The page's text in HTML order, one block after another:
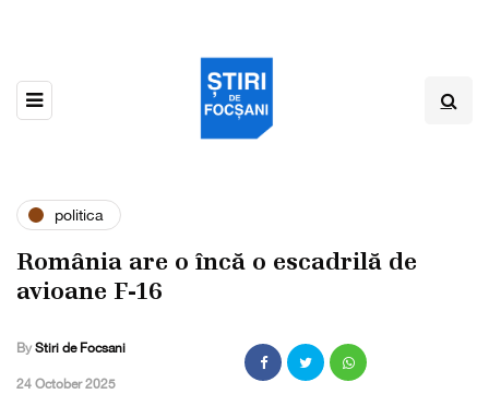
politica
România are o încă o escadrilă de
avioane F-16
By Stiri de Focsani
,24 October 2025